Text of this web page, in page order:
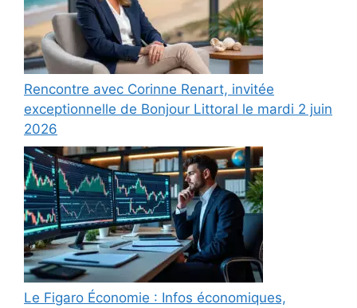
Rencontre avec Corinne Renart, invitée
exceptionnelle de Bonjour Littoral le mardi 2 juin
2026
Le Figaro Économie : Infos économiques,